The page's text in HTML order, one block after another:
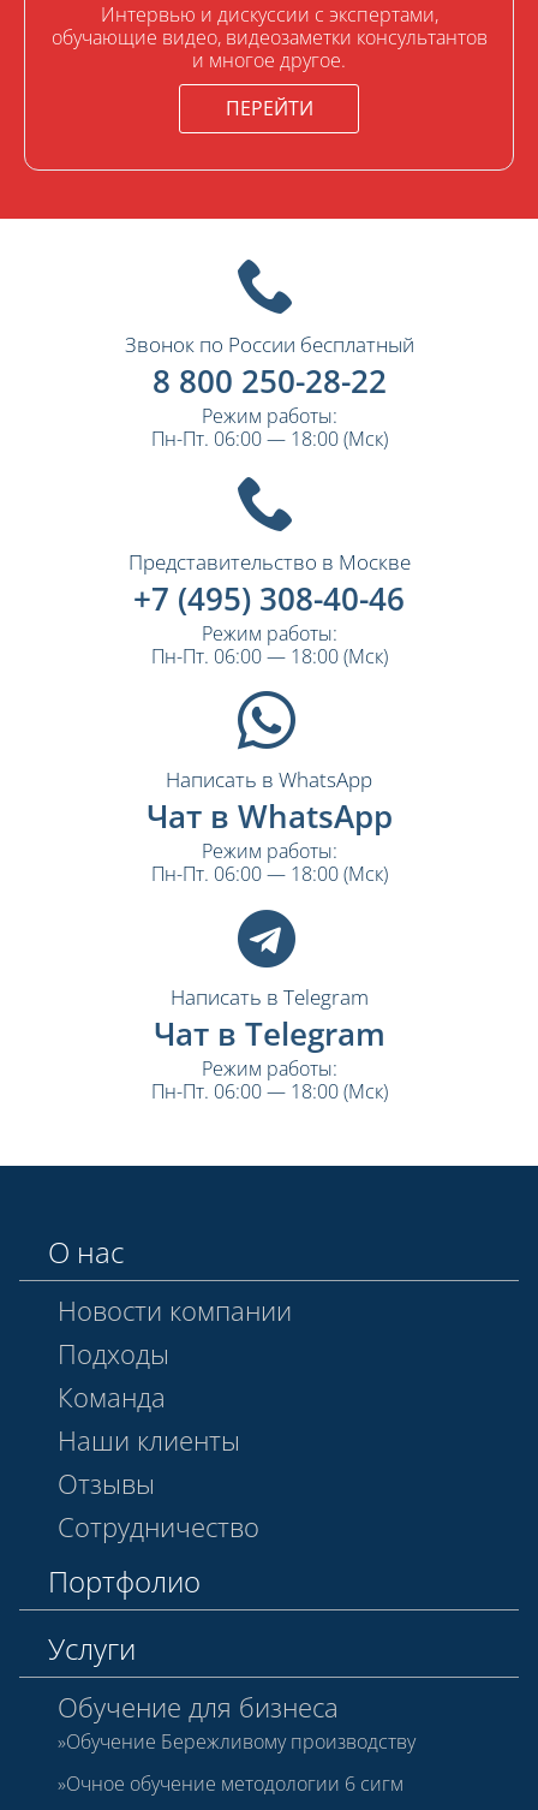
Интервью и дискуссии с экспертами,
обучающие видео, видеозаметки консультантов
и многое другое.
ПЕРЕЙТИ
Звонок по России бесплатный
8 800 250-28-22
Режим работы:
Пн-Пт. 06:00 — 18:00 (Мск)
Представительство в Москве
+7 (495) 308-40-46
Режим работы:
Пн-Пт. 06:00 — 18:00 (Мск)
Написать в WhatsApp
Чат в WhatsApp
Режим работы:
Пн-Пт. 06:00 — 18:00 (Мск)
Написать в Telegram
Чат в Telegram
Режим работы:
Пн-Пт. 06:00 — 18:00 (Мск)
О нас
Новости компании
Подходы
Команда
Наши клиенты
Отзывы
Сотрудничество
Портфолио
Услуги
Обучение для бизнеса
Обучение Бережливому производству
Очное обучение методологии 6 сигм